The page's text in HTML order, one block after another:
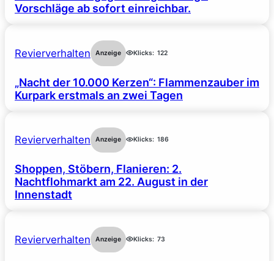
Vorschläge ab sofort einreichbar.
Revierverhalten Anzeige Klicks: 122
„Nacht der 10.000 Kerzen“: Flammenzauber im
Kurpark erstmals an zwei Tagen
Revierverhalten Anzeige Klicks: 186
Shoppen, Stöbern, Flanieren: 2.
Nachtflohmarkt am 22. August in der
Innenstadt
Revierverhalten Anzeige Klicks: 73